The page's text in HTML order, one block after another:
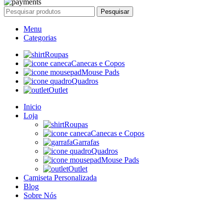
Pesquisar
Menu
Categorias
Roupas
Canecas e Copos
Mouse Pads
Quadros
Outlet
Inicio
Loja
Roupas
Canecas e Copos
Garrafas
Quadros
Mouse Pads
Outlet
Camiseta Personalizada
Blog
Sobre Nós